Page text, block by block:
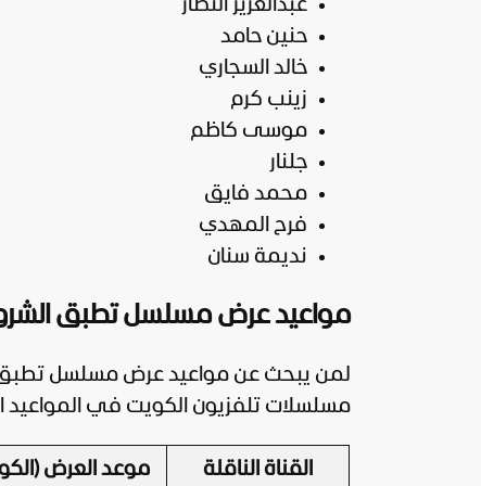
عبدالعزيز النصار
حنين حامد
خالد السجاري
زينب كرم
موسى كاظم
جلنار
محمد فايق
فرح المهدي
نديمة سنان
مواعيد عرض مسلسل تطبق الشروط
لمن يبحث عن مواعيد عرض مسلسل تطبق
مسلسلات تلفزيون الكويت في المواعيد
القناة الناقلة موعد العرض